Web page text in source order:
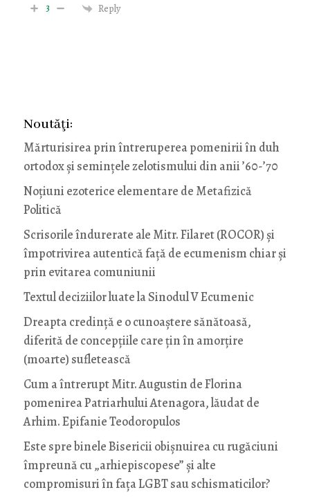
3 Reply
Noutăţi:
Mărturisirea prin întreruperea pomenirii în duh
ortodox și semințele zelotismului din anii ’60-’70
Noţiuni ezoterice elementare de Metafizică
Politică
Scrisorile îndurerate ale Mitr. Filaret (ROCOR) și
împotrivirea autentică față de ecumenism chiar și
prin evitarea comuniunii
Textul deciziilor luate la Sinodul V Ecumenic
Dreapta credință e o cunoaștere sănătoasă,
diferită de concepțiile care țin în amorțire
(moarte) sufletească
Cum a întrerupt Mitr. Augustin de Florina
pomenirea Patriarhului Atenagora, lăudat de
Arhim. Epifanie Teodoropulos
Este spre binele Bisericii obișnuirea cu rugăciuni
împreună cu „arhiepiscopese” și alte
compromisuri în fața LGBT sau schismaticilor?